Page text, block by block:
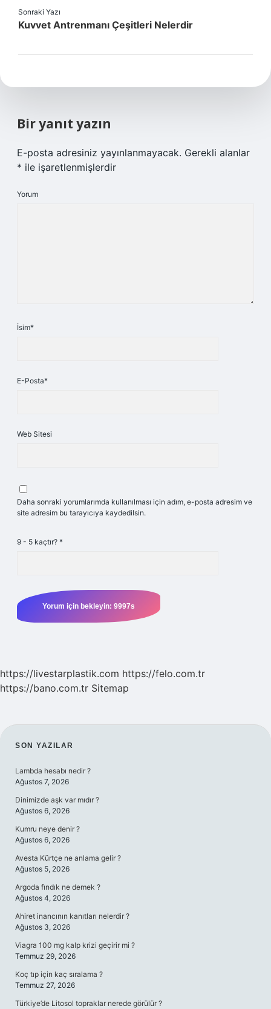
Sonraki Yazı
Kuvvet Antrenmanı Çeşitleri Nelerdir
Bir yanıt yazın
E-posta adresiniz yayınlanmayacak. Gerekli alanlar
* ile işaretlenmişlerdir
Yorum
İsim*
E-Posta*
Web Sitesi
Daha sonraki yorumlarımda kullanılması için adım, e-posta adresim ve
site adresim bu tarayıcıya kaydedilsin.
9 - 5 kaçtır? *
https://livestarplastik.com https://felo.com.tr
https://bano.com.tr Sitemap
SIDEBAR
SON YAZILAR
Lambda hesabı nedir ?
Ağustos 7, 2026
Dinimizde aşk var mıdır ?
Ağustos 6, 2026
Kumru neye denir ?
Ağustos 6, 2026
Avesta Kürtçe ne anlama gelir ?
Ağustos 5, 2026
Argoda fındık ne demek ?
Ağustos 4, 2026
Ahiret inancının kanıtları nelerdir ?
Ağustos 3, 2026
Viagra 100 mg kalp krizi geçirir mi ?
Temmuz 29, 2026
Koç tıp için kaç sıralama ?
Temmuz 27, 2026
Türkiye’de Litosol topraklar nerede görülür ?